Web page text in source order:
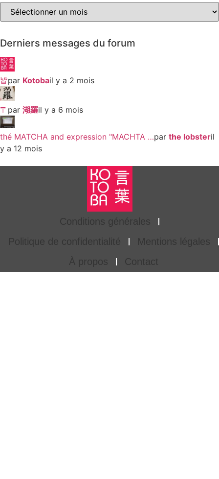
Articles
par
mois
Derniers messages du forum
皆par Kotobail y a 2 mois
〒 par 湖羅il y a 6 mois
thé MATCHA and expression "MACHTA …par the lobsteril
y a 12 mois
Conditions générales
Politique de confidentialité
Mentions légales
À propos
Contact